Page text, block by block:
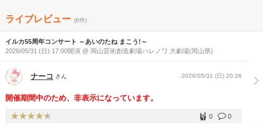
ライブレビュー (6件)
イルカ55周年コンサート ～あいのたね まこう!～
2026/05/31 (日) 17:00開演 @ 岡山芸術創造劇場ハレノワ 大劇場(岡山県)
ナーコ さん 2026/05/31 (日) 20:26
開催期間中のため、非表示になっています。
0
0